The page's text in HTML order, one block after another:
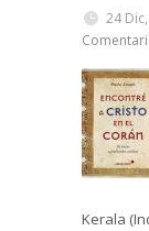
24
Kerala